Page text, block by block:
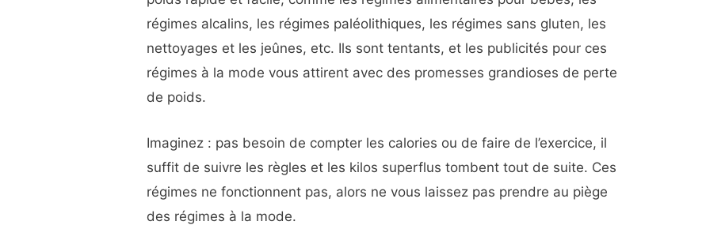
régimes alcalins, les régimes paléolithiques, les régimes sans gluten, les
nettoyages et les jeûnes, etc. Ils sont tentants, et les publicités pour ces
régimes à la mode vous attirent avec des promesses grandioses de perte
de poids.
Imaginez : pas besoin de compter les calories ou de faire de l’exercice, il
suffit de suivre les règles et les kilos superflus tombent tout de suite. Ces
régimes ne fonctionnent pas, alors ne vous laissez pas prendre au piège
des régimes à la mode.